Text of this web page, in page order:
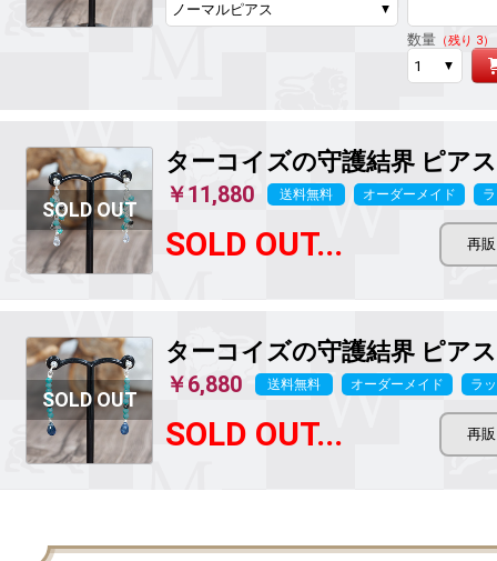
数量（残り 3）
ターコイズの守護結界 ピア
￥11,880 送料無料 オーダーメイド
SOLD OUT...
ターコイズの守護結界 ピア
￥6,880 送料無料 オーダーメイド ラ
SOLD OUT...